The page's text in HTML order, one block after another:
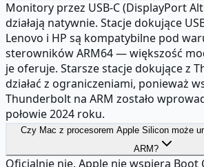
Monitory przez USB-C (DisplayPort
działają natywnie. Stacje dokujące
Lenovo i HP są kompatybilne pod
sterowników ARM64 — większość
je oferuje. Starsze stacje dokujące z
działać z ograniczeniami, ponieważ
Thunderbolt na ARM zostało
połowie 2024 roku.
Czy Mac z procesorem Apple Silicon może
ARM?
Oficjalnie nie. Apple nie wspiera Boot